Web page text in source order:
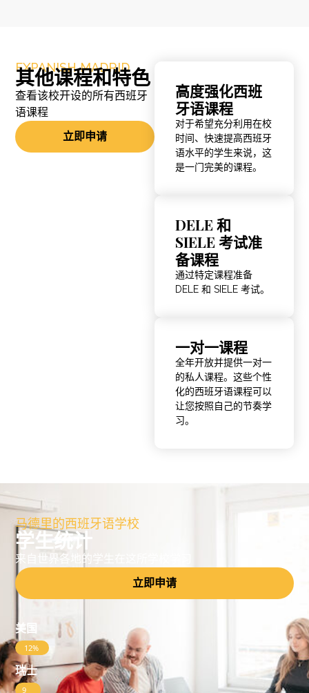
EXPANISH MADRID
其他课程和特色
查看该校开设的所有西班牙
语课程
立即申请
高度强化西班
牙语课程
对于希望充分利用在校
时间、快速提高西班牙
语水平的学生来说，这
是一门完美的课程。
DELE 和
SIELE 考试准
备课程
通过特定课程准备
DELE 和 SIELE 考试。
一对一课程
全年开放并提供一对一
的私人课程。这些个性
化的西班牙语课程可以
让您按照自己的节奏学
习。
马德里的西班牙语学校
学生统计
来自世界各地的学生在这所学校学习
立即申请
美国
12%
瑞士
9